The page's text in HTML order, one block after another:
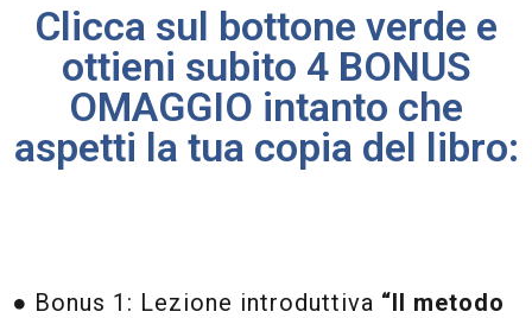
Clicca sul bottone verde e
ottieni subito 4 BONUS
OMAGGIO intanto che
aspetti la tua copia del libro:
● Bonus 1: Lezione introduttiva “Il metodo